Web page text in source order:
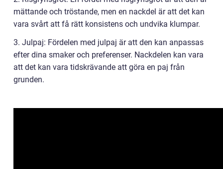
mättande och tröstande, men en nackdel är att det kan
vara svårt att få rätt konsistens och undvika klumpar.
3. Julpaj: Fördelen med julpaj är att den kan anpassas
efter dina smaker och preferenser. Nackdelen kan vara
att det kan vara tidskrävande att göra en paj från
grunden.